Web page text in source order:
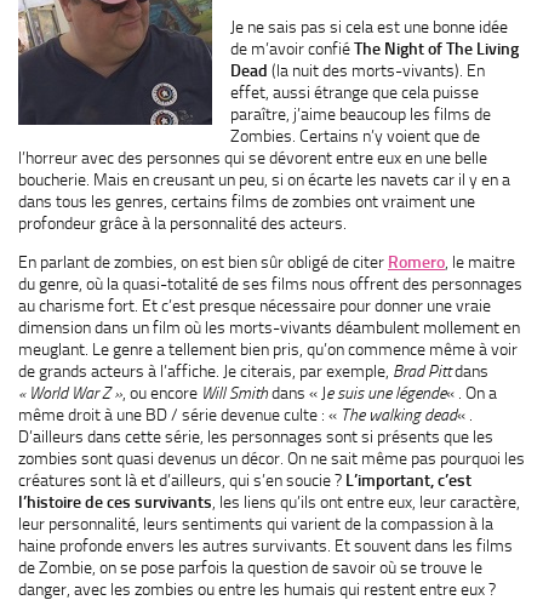
Je ne sais pas si cela est une bonne idée
de m’avoir confiéThe Night of The Living
Dead (la nuit des morts-vivants). En
effet, aussi étrange que cela puisse
paraître, j’aime beaucoup les films de
Zombies. Certains n’y voient que de
l’horreur avec des personnes qui se dévorent entre eux en une belle
boucherie. Mais en creusant un peu, si on écarte les navets car il y en a
dans tous les genres, certains films de zombies ont vraiment une
profondeur grâce à la personnalité des acteurs.
En parlant de zombies, on est bien sûr obligé de citer Romero , le maitre
du genre, où la quasi-totalité de ses films nous offrent des personnages
au charisme fort. Et c’est presque nécessaire pour donner une vraie
dimension dans un film où les morts-vivants déambulent mollement en
meuglant. Le genre a tellement bien pris, qu’on commence même à voir
de grands acteurs à l’affiche. Je citerais, par exemple, Brad Pittdans
« World War Z » , ou encore Will Smithdans « Je suis une légende« . On a
même droit à une BD / série devenue culte : « The walking dead« .
D’ailleurs dans cette série, les personnages sont si présents que les
zombies sont quasi devenus un décor. On ne sait même pas pourquoi les
créatures sont là et d’ailleurs, qui s’en soucie ? L’important, c’est
l’histoire de ces survivants , les liens qu’ils ont entre eux, leur caractère,
leur personnalité, leurs sentiments qui varient de la compassion à la
haine profonde envers les autres survivants. Et souvent dans les films
de Zombie, on se pose parfois la question de savoir où se trouve le
danger, avec les zombies ou entre les humais qui restent entre eux ?